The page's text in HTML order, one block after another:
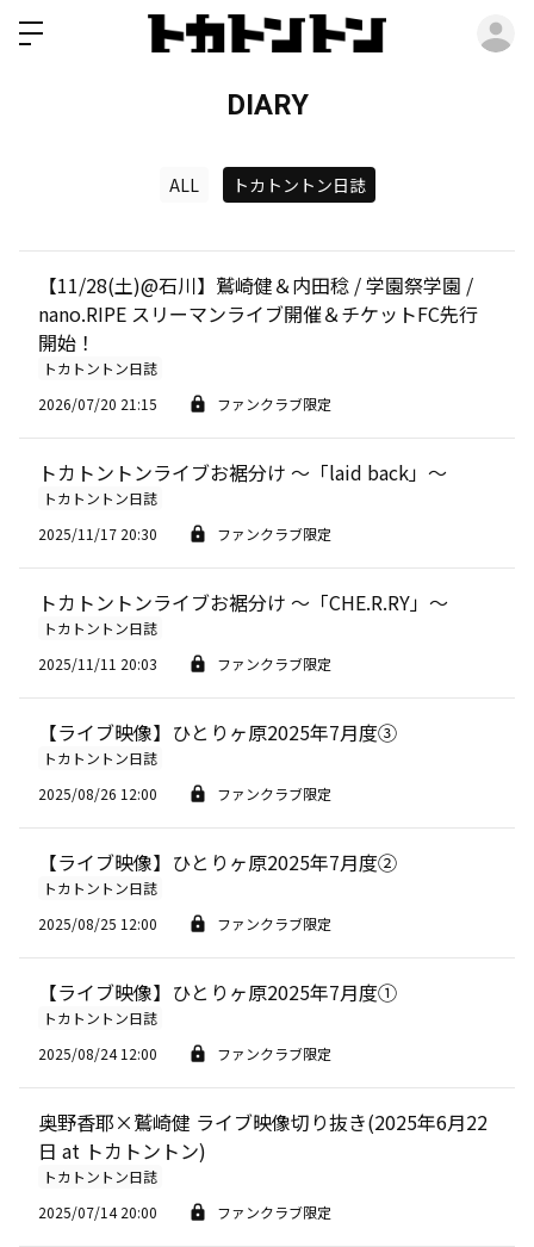
DIARY
ALL トカトントン日誌
【11/28(土)@石川】鷲崎健＆内田稔 / 学園祭学園 /
nano.RIPE スリーマンライブ開催＆チケットFC先行
開始！
トカトントン日誌
2026/07/20 21:15
ファンクラブ限定
トカトントンライブお裾分け 〜「laid back」〜
トカトントン日誌
2025/11/17 20:30
ファンクラブ限定
トカトントンライブお裾分け 〜「CHE.R.RY」〜
トカトントン日誌
2025/11/11 20:03
ファンクラブ限定
【ライブ映像】ひとりヶ原2025年7月度③
トカトントン日誌
2025/08/26 12:00
ファンクラブ限定
【ライブ映像】ひとりヶ原2025年7月度②
トカトントン日誌
2025/08/25 12:00
ファンクラブ限定
【ライブ映像】ひとりヶ原2025年7月度①
トカトントン日誌
2025/08/24 12:00
ファンクラブ限定
奥野香耶×鷲崎健 ライブ映像切り抜き(2025年6月22
日 at トカトントン)
トカトントン日誌
2025/07/14 20:00
ファンクラブ限定